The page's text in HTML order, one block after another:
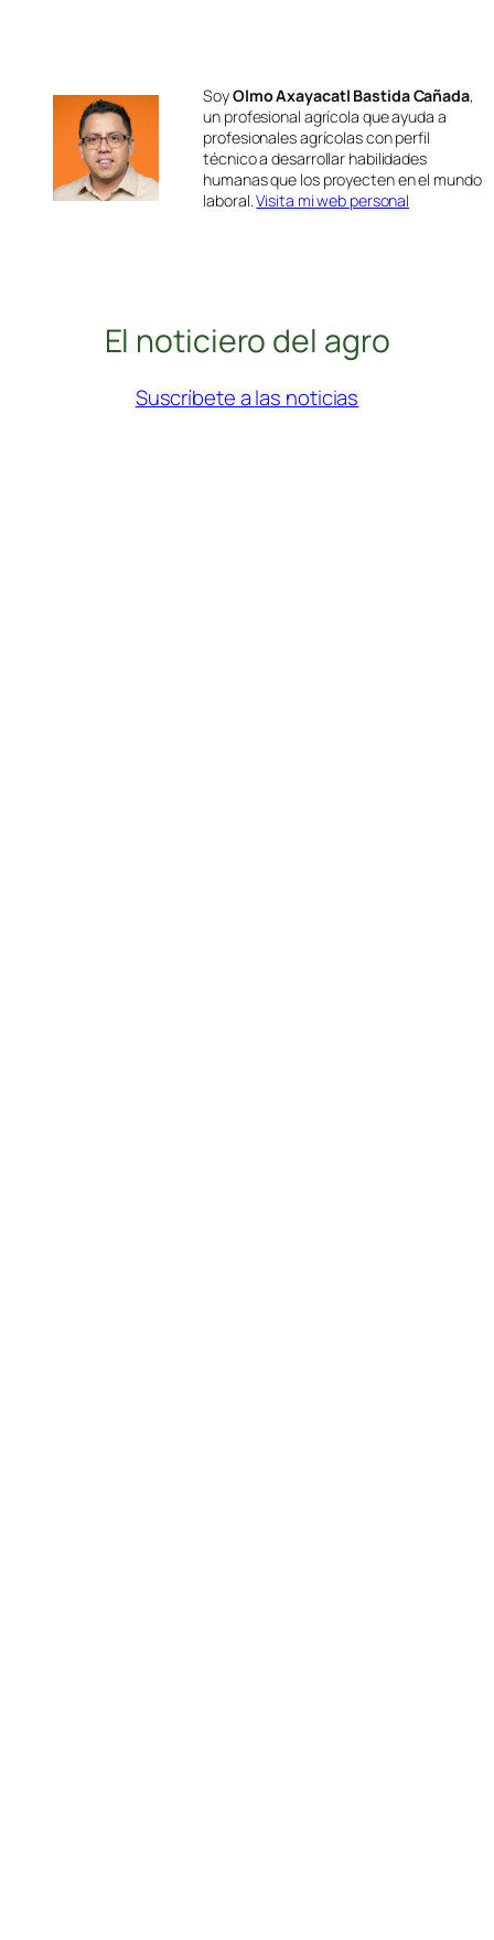
SoyOlmo Axayacatl Bastida Cañada,
un profesional agrícola que ayuda a
profesionales agrícolas con perfil
técnico a desarrollar habilidades
humanas que los proyecten en el mundo
laboral.Visita mi web personal
El noticiero del agro
Suscríbete a las noticias